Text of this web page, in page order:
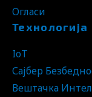
Огласи
Технологија
IoT
Сајбер
Вештачка